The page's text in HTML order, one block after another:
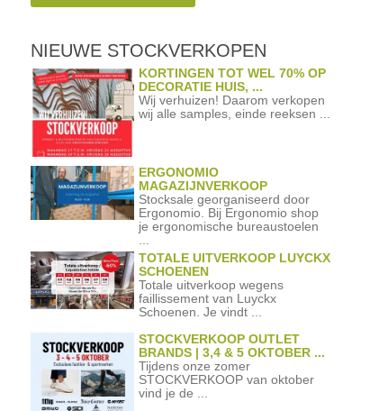
NIEUWE STOCKVERKOPEN
KORTINGEN TOT WEL 70% OP
DECORATIE HUIS, ...
Wij verhuizen! Daarom verkopen
wij alle samples, einde reeksen ...
ERGONOMIO
MAGAZIJNVERKOOP
Stocksale georganiseerd door
Ergonomio. Bij Ergonomio shop
je ergonomische bureaustoelen
TOTALE UITVERKOOP LUYCKX
SCHOENEN
Totale uitverkoop wegens
faillissement van Luyckx
Schoenen. Je vindt ...
STOCKVERKOOP OUTLET
BRANDS | 3,4 & 5 OKTOBER ...
Tijdens onze zomer
STOCKVERKOOP van oktober
vind je de ...